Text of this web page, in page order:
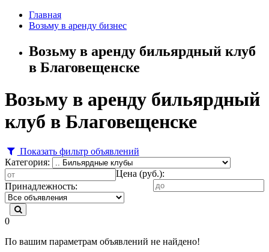
Главная
Возьму в аренду бизнес
Возьму в аренду бильярдный клуб
в Благовещенске
Возьму в аренду бильярдный
клуб в Благовещенске
Показать фильтр объявлений
Категория:
Цена (руб.):
Принадлежность:
0
По вашим параметрам объявлений не найдено!